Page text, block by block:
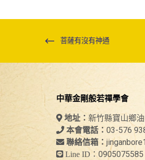
菩薩有沒有神通
中華金剛般若禪學會
地址： 新竹縣寶山鄉
本會電話： 03-576
聯絡信箱：
Line ID： 0905075585